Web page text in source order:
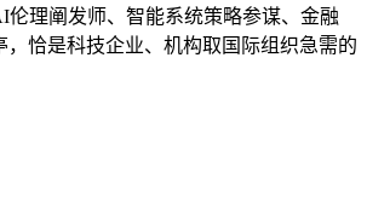
伦理阐发师、智能系统策略参谋、金融
，恰是科技企业、机构取国际组织急需的